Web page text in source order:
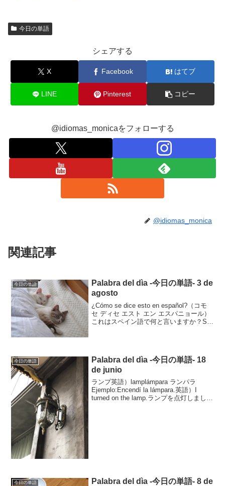
今日の単語
シェアする
X Facebook はてブ
LINE Pinterest コピー
@idiomas_monicaをフォローする
@idiomas_monica
関連記事
今日の単語
Palabra del dìa -今日の単語- 3 de
agosto
¿Cómo se dice esto en español?（コモ
セ ディセ エスト エン エスパニョール）
これはスペイン語で何と言いますか？Se
今日の単語
Palabra del dìa -今日の単語- 18
de junio
ランプ英語）lamplámpara ランパラ
Ejemplo:Encendí la lámpara.英語）I
turned on the lamp.ランプを点灯しまし
今日の単語
Palabra del dìa -今日の単語- 8 de